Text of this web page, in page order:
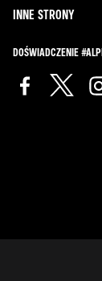
INNE STRONY
DOŚWIADCZENIE